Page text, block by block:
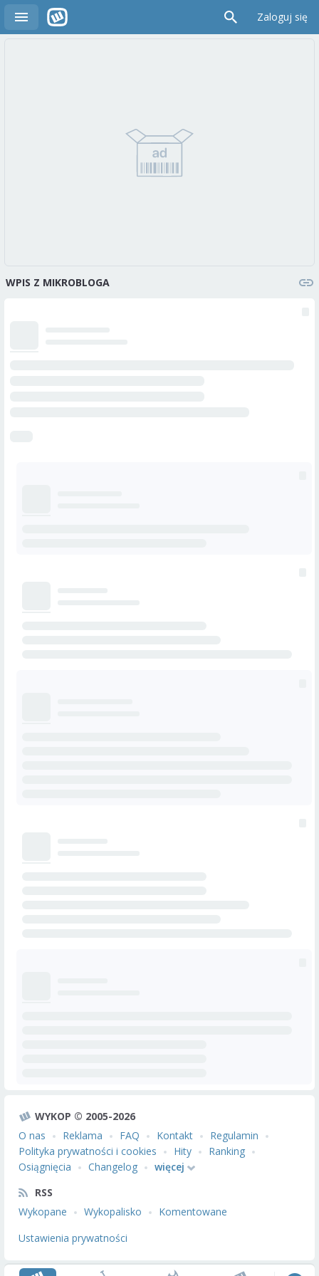
Zaloguj się
WPIS Z MIKROBLOGA
WYKOP © 2005-2026
O nas
Reklama FAQ Kontakt
Regulamin
Polityka prywatności i cookies
Hity
Ranking
Osiągnięcia
Changelog
więcej
RSS
Wykopane
Wykopalisko
Komentowane
Ustawienia prywatności